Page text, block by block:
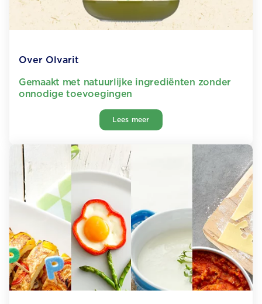
Over Olvarit
Gemaakt met natuurlijke ingrediënten zonder
onnodige toevoegingen
Lees meer